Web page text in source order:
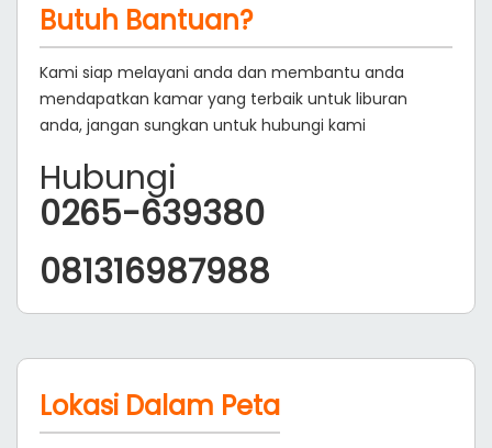
Butuh Bantuan?
Kami siap melayani anda dan membantu anda
mendapatkan kamar yang terbaik untuk liburan
anda, jangan sungkan untuk hubungi kami
Hubungi
0265-639380
081316987988
Lokasi Dalam Peta